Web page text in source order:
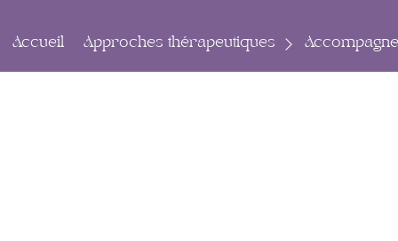
Approches thérapeutiques
Accueil